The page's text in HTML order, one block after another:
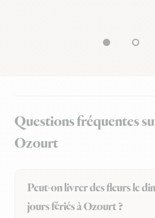
Questions fréquentes
Ozourt
Peut-on livrer des fleurs le
jours fériés à Ozourt ?